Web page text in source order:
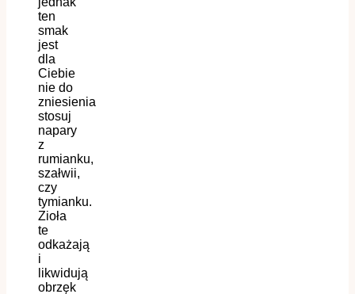
ten
smak
jest
dla
Ciebie
nie do
zniesienia
stosuj
napary
z
rumianku,
szałwii,
czy
tymianku.
Zioła
te
odkażają
i
likwidują
obrzęk